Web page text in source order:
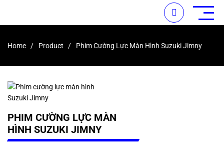
Home Product Phim Cường Lực Màn Hình Suzuki Jimny
PHIM CƯỜNG LỰC MÀN
HÌNH SUZUKI JIMNY